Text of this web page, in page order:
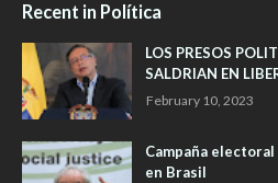
Recent in Política
LOS PRESOS
SALDRIAN EN
February 10, 2023
Campaña
en Brasil